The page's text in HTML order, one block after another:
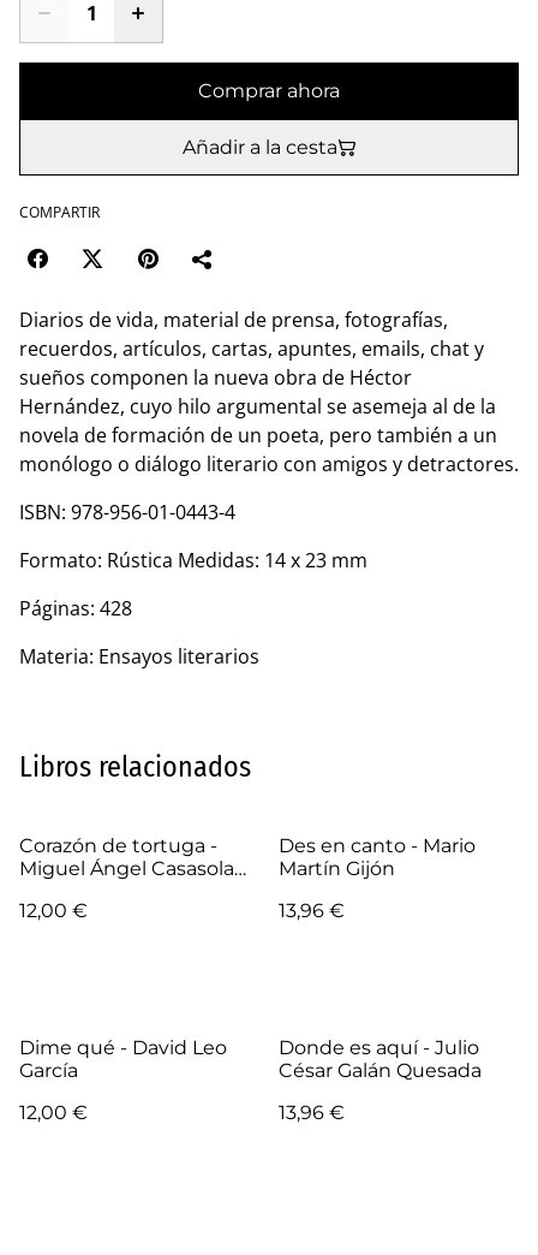
Comprar ahora
Añadir a la cesta
COMPARTIR
Diarios de vida, material de prensa, fotografías,
recuerdos, artículos, cartas, apuntes, emails, chat y
sueños componen la nueva obra de Héctor
Hernández, cuyo hilo argumental se asemeja al de la
novela de formación de un poeta, pero también a un
monólogo o diálogo literario con amigos y detractores.
ISBN: 978-956-01-0443-4
Formato: Rústica Medidas: 14 x 23 mm
Páginas: 428
Materia: Ensayos literarios
Libros relacionados
Corazón de tortuga -
Miguel Ángel Casasola
12,00 €
Des en canto - Mario
Martín Gijón
13,96 €
Dime qué - David Leo
García
12,00 €
Donde es aquí - Julio
César Galán Quesada
13,96 €